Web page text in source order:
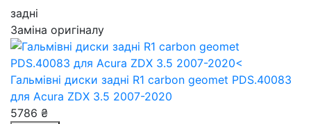
задні
Заміна оригіналу
Гальмівні диски задні R1 carbon geomet PDS.40083
для Acura ZDX 3.5 2007-2020
5786 ₴